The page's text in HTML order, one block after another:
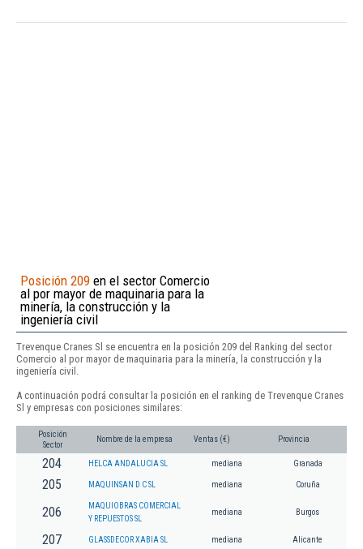
Posición 209 en el sector Comercio
al por mayor de maquinaria para la
minería, la construcción y la
ingeniería civil
Trevenque Cranes Sl se encuentra en la posición 209 del Ranking del sector
Comercio al por mayor de maquinaria para la minería, la construcción y la
ingeniería civil.
A continuación podrá consultar la posición en el ranking de Trevenque Cranes
Sl y empresas con posiciones similares:
Posición
Sector
Nombre de la empresa Ventas (€) Provincia
204 HELCA ANDALUCIA SL mediana Granada
205 MAQUINSAN D C SL mediana Coruña
206
MAQUIOBRAS COMERCIAL
Y REPUESTOS SL
mediana Burgos
207 GLASSDECOR XABIA SL mediana Alicante